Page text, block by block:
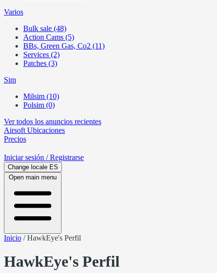
Varios
Bulk sale (48)
Action Cams (5)
BBs, Green Gas, Co2 (11)
Services (2)
Patches (3)
Sim
Milsim (10)
Polsim (0)
Ver todos los anuncios recientes
Airsoft Ubicaciones
Precios
Iniciar sesión / Registrarse
Change locale ES
Open main menu
Inicio /HawkEye's Perfil
HawkEye's Perfil